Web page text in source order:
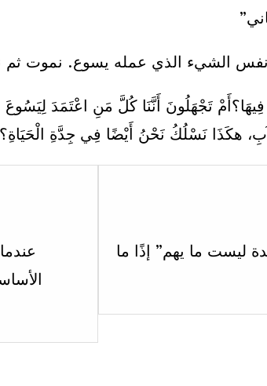
نفس الشيء الذي عمله يسوع. نموت ثم
تَجْهَلُونَ أَنَّنَا كُلَّ مَنِ اعْتَمَدَ لِيَسُوعَ
نَسْلُكُ نَحْنُ أَيْضًا فِي جِدَّةِ الْحَيَاةِ؟(رو
2. “البداية الجيدة ليست ما يهم” إذًا ما